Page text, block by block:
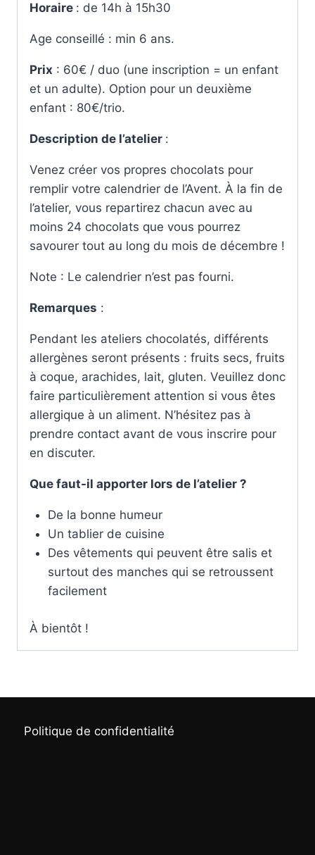
Horaire : de 14h à 15h30
Age conseillé : min 6 ans.
Prix : 60€ / duo (une inscription = un enfant
et un adulte). Option pour un deuxième
enfant : 80€/trio.
Description de l’atelier :
Venez créer vos propres chocolats pour
remplir votre calendrier de l’Avent. À la fin de
l’atelier, vous repartirez chacun avec au
moins 24 chocolats que vous pourrez
savourer tout au long du mois de décembre !
Note : Le calendrier n’est pas fourni.
Remarques :
Pendant les ateliers chocolatés, différents
allergènes seront présents : fruits secs, fruits
à coque, arachides, lait, gluten. Veuillez donc
faire particulièrement attention si vous êtes
allergique à un aliment. N’hésitez pas à
prendre contact avant de vous inscrire pour
en discuter.
Que faut-il apporter lors de l’atelier ?
De la bonne humeur
Un tablier de cuisine
Des vêtements qui peuvent être salis et
surtout des manches qui se retroussent
facilement
À bientôt !
Politique de confidentialité